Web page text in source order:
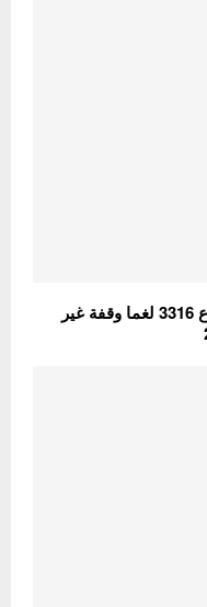
مشروع مسام يزرع الحياة باليمن وينزع 3316 لغما وقفة غير